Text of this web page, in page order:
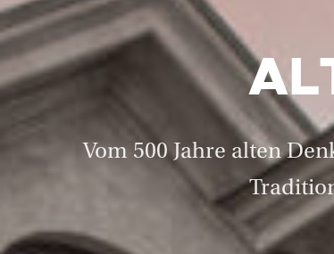
Vom 500 Jahre alten